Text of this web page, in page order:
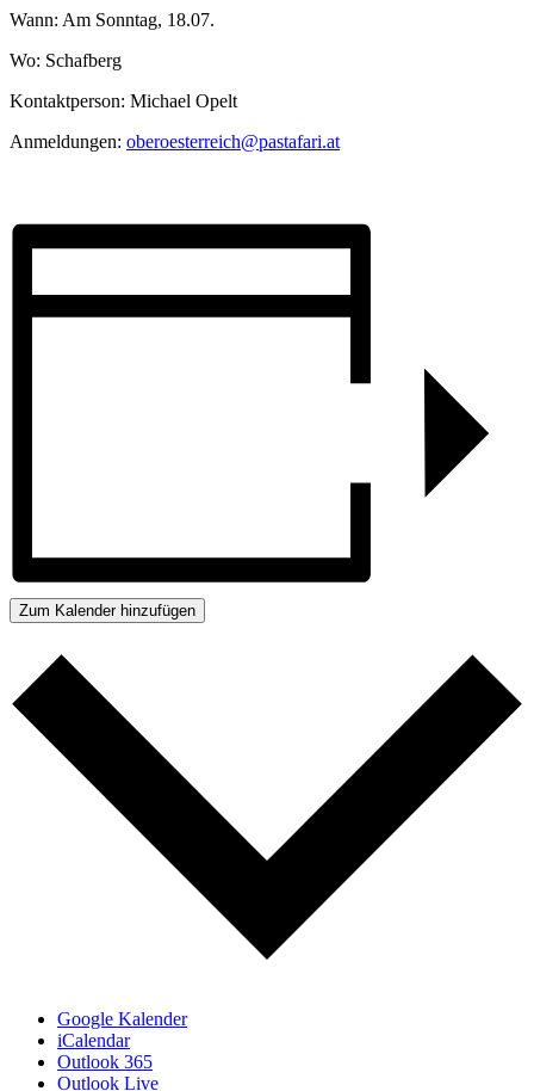
Wann: Am Sonntag, 18.07.
Wo: Schafberg
Kontaktperson: Michael Opelt
Anmeldungen: oberoesterreich@pastafari.at
Zum Kalender hinzufügen
Google Kalender
iCalendar
Outlook 365
Outlook Live